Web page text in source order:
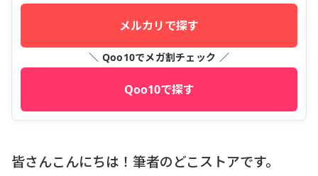
メルカリで探す
＼ Qoo10でメガ割チェック ／
Qoo10で探す
皆さんこんにちは！筆者のどこストアです。